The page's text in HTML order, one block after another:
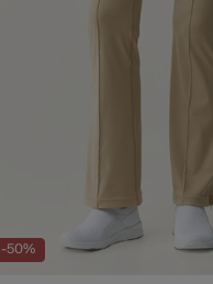
-50%